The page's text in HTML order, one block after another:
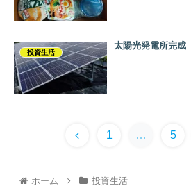
投資生活
太陽光発電所完成
1 … 5
ホーム 投資生活